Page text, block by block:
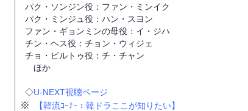
パク・ソンジン役：ファン・ミンイク
パク・ミンジュ役：ハン・スヨン
ファン・ギョンミンの母役：イ・ジハ
チン・ヘス役：チョン・ウィジェ
チョ・ピルトゥ役：チ・チャン
ほか
◇U-NEXT視聴ページ
※ 【韓流ｺｰﾅｰ：韓ドラここが知りたい】